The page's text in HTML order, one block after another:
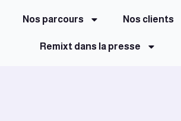
Nos parcours Nos clients
Remixt dans la presse